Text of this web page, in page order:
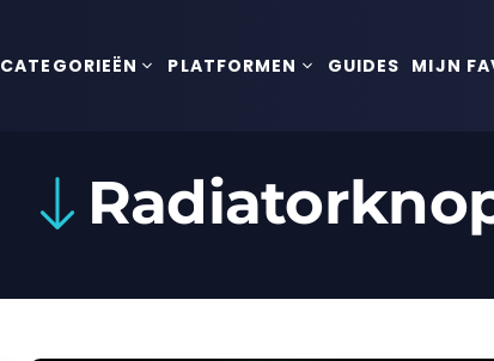
CATEGORIEËN PLATFORMEN GUIDES MIJN